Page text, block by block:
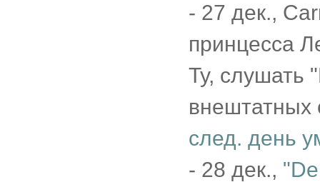
- 27 дек.,
принцесса
Ту, слушать
внештатных
след. день
- 28 дек.,